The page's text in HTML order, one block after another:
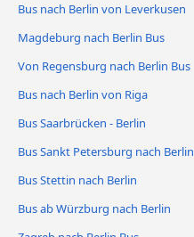
Bus nach Berlin von Leverkusen
Magdeburg nach Berlin Bus
Von Regensburg nach Berlin Bus
Bus nach Berlin von Riga
Bus Saarbrücken - Berlin
Bus Sankt Petersburg nach Berlin
Bus Stettin nach Berlin
Bus ab Würzburg nach Berlin